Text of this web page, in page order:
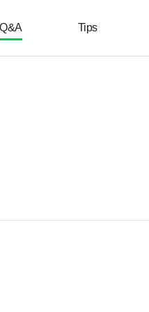
Q&A Tips